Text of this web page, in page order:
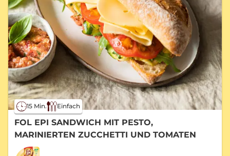
15 Min. Einfach
FOL EPI SANDWICH MIT PESTO,
MARINIERTEN ZUCCHETTI UND TOMATEN